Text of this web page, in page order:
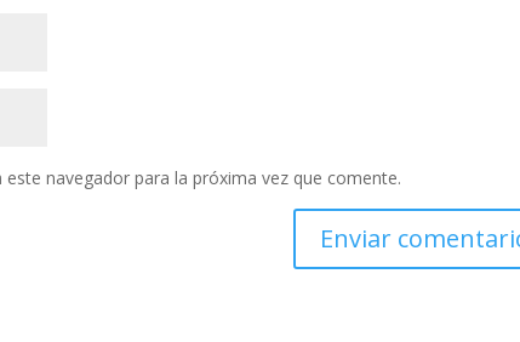
navegador para la próxima vez que comente.